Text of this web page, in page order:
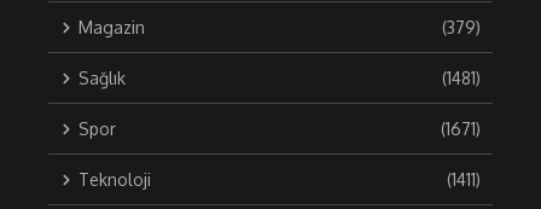
Magazin (379)
Sağlık (1481)
Spor (1671)
Teknoloji (1411)